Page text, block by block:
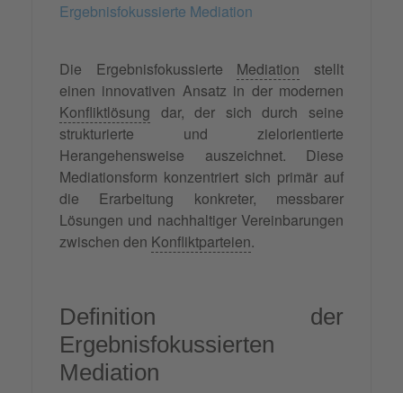
Ergebnisfokussierte Mediation
Die Ergebnisfokussierte Mediation stellt
einen innovativen Ansatz in der modernen
Konfliktlösung dar, der sich durch seine
strukturierte und zielorientierte
Herangehensweise auszeichnet. Diese
Mediationsform konzentriert sich primär auf
die Erarbeitung konkreter, messbarer
Lösungen und nachhaltiger Vereinbarungen
zwischen den Konfliktparteien.
Definition der
Ergebnisfokussierten
Mediation